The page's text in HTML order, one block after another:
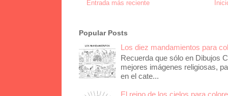
Entrada más reciente
Popular Posts
Los diez mandamientos para
Recuerda que sólo en Dibujos
mejores imágenes religiosas,
en el cate...